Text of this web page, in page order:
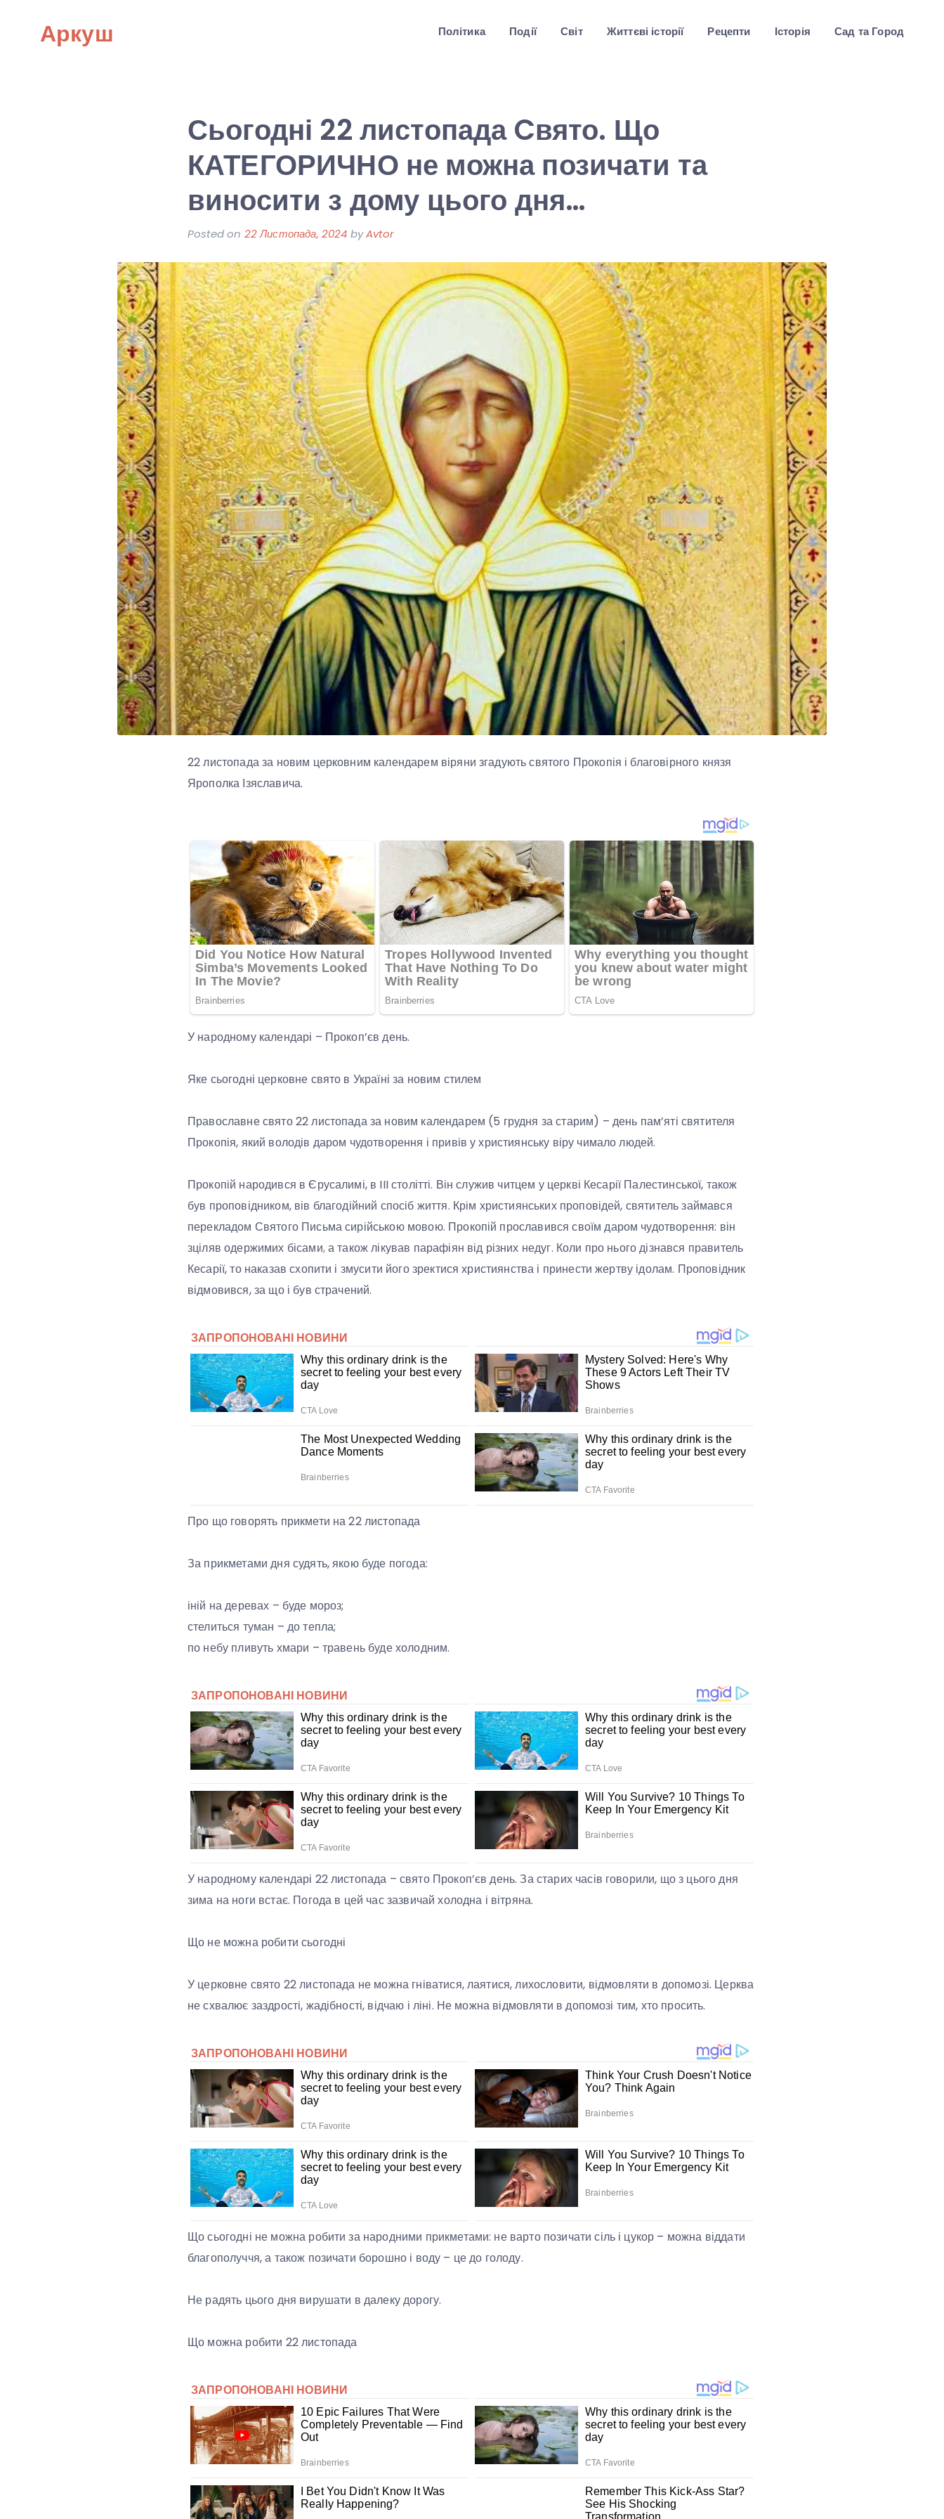
Аркуш Політика Події Світ Життєві історії Рецепти Історія Сад та Город
Сьогодні 22 листопада Cвято. Що
КАТЕГОРИЧНО не можна позичати та
виносити з дому цього дня…
Posted on 22 Листопада, 2024 byAvtor
22 листопада за новим церковним календарем віряни згадують святого Прокопія і благовірного князя
Ярополка Ізяславича.
У народному календарі – Прокоп’єв день.
Яке сьогодні церковне свято в Україні за новим стилем
Православне свято 22 листопада за новим календарем (5 грудня за старим) – день пам’яті святителя
Прокопія, який володів даром чудотворення і привів у християнську віру чимало людей.
Прокопій народився в Єрусалимі, в III столітті. Він служив читцем у церкві Кесарії Палестинської, також
був проповідником, вів благодійний спосіб життя. Крім християнських проповідей, святитель займався
перекладом Святого Письма сирійською мовою. Прокопій прославився своїм даром чудотворення: він
зціляв одержимих бісами,а також лікував парафіян від різних недуг. Коли про нього дізнався правитель
Кесарії, то наказав схопити і змусити його зректися християнства і принести жертву ідолам. Проповідник
відмовився, за що і був страчений.
Про що говорять прикмети на 22 листопада
За прикметами дня судять, якою буде погода:
іній на деревах – буде мороз;
стелиться туман – до тепла;
по небу пливуть хмари – травень буде холодним.
У народному календарі 22 листопада – свято Прокоп’єв день. За старих часів говорили, що з цього дня
зима на ноги встає. Погода в цей час зазвичай холодна і вітряна.
Що не можна робити сьогодні
У церковне свято 22 листопада не можна гніватися, лаятися, лихословити, відмовляти в допомозі. Церква
не схвалює заздрості, жадібності, відчаю і ліні. Не можна відмовляти в допомозі тим, хто просить.
Що сьогодні не можна робити за народними прикметами: не варто позичати сіль і цукор – можна віддати
благополуччя, а також позичати борошно і воду – це до голоду.
Не радять цього дня вирушати в далеку дорогу.
Що можна робити 22 листопада